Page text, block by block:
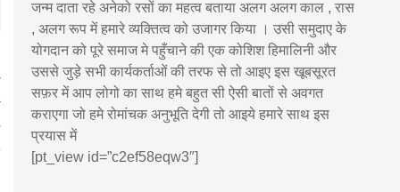
जन्म दाता रहे अनेको रसों का महत्व बताया अलग अलग काल , रास
, अलग रूप में हमारे व्यक्तित्व को उजागर किया । उसी समुदाए के
योगदान को पूरे समाज मे पहुँचाने की एक कोशिश हिमालिनी और
उससे जुड़े सभी कार्यकर्ताओं की तरफ से तो आइए इस खूबसूरत
सफ़र में आप लोगो का साथ हमे बहुत सी ऐसी बातों से अवगत
कराएगा जो हमे रोमांचक अनुभूति देगी तो आइये हमारे साथ इस
प्रयास में
[pt_view id=”c2ef58eqw3″]